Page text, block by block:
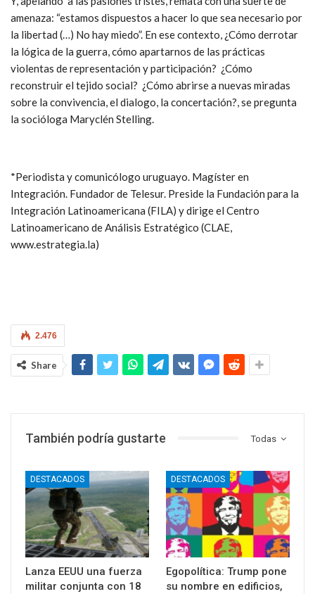
amenaza: “estamos dispuestos a hacer lo que sea necesario por
la libertad (…) No hay miedo”. En ese contexto, ¿Cómo derrotar
la lógica de la guerra, cómo apartarnos de las prácticas
violentas de representación y participación? ¿Cómo
reconstruir el tejido social? ¿Cómo abrirse a nuevas miradas
sobre la convivencia, el dialogo, la concertación?, se pregunta
la socióloga Maryclén Stelling.
*Periodista y comunicólogo uruguayo. Magíster en
Integración. Fundador de Telesur. Preside la Fundación para la
Integración Latinoamericana (FILA) y dirige el Centro
Latinoamericano de Análisis Estratégico (CLAE,
www.estrategia.la)
2.476
Share
Todas
También podría gustarte
DESTACADOS
Lanza EEUU una fuerza
militar conjunta con 18
DESTACADOS
Egopolítica: Trump pone
su nombre en edificios,